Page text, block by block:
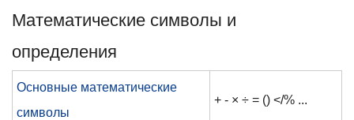
Математические символы и
определения
Основные математические
символы
+ - × ÷ = () </% ...